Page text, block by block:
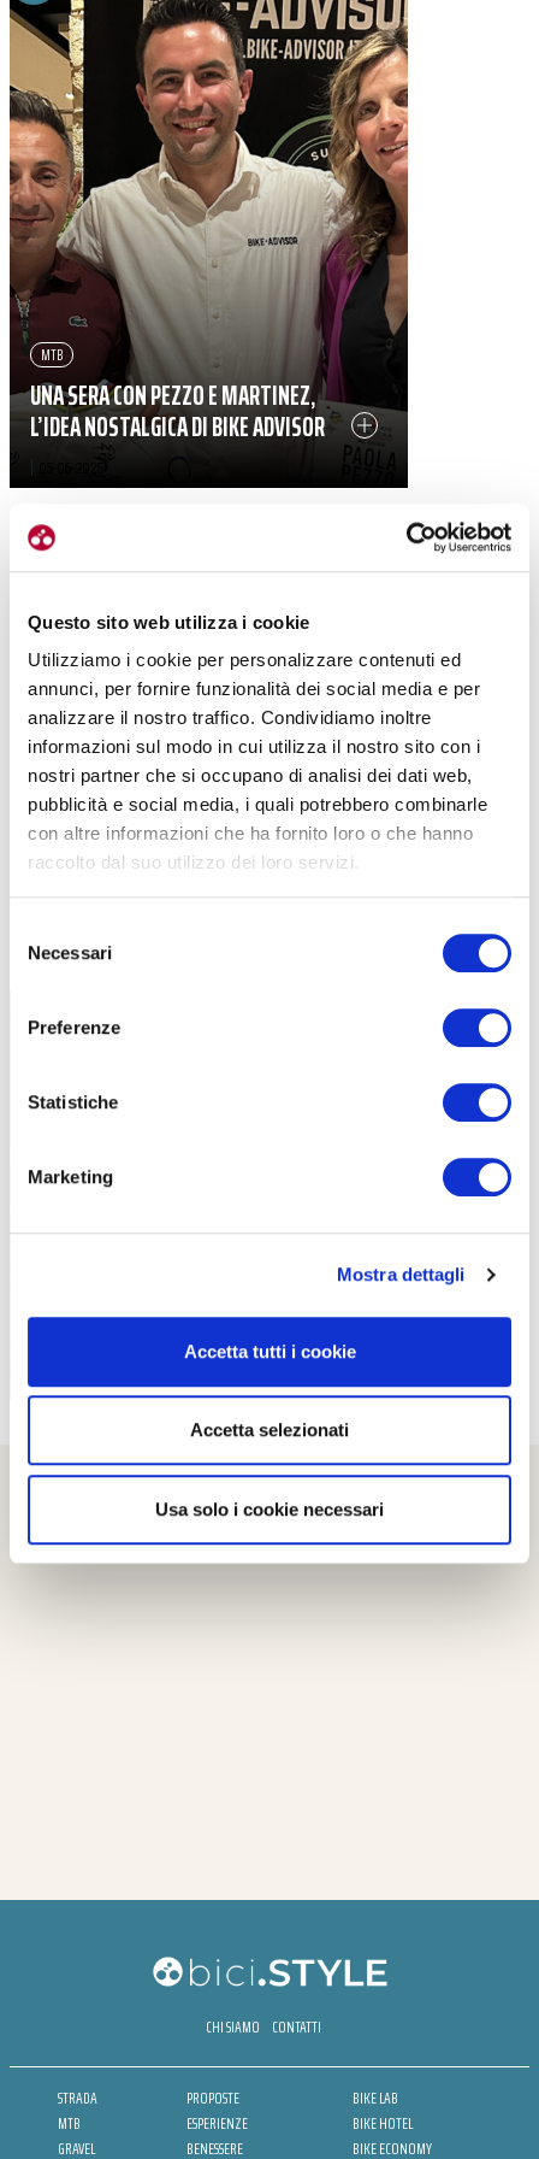
Questo sito web utilizza i cookie
Utilizziamo i cookie per personalizzare contenuti ed
annunci, per fornire funzionalità dei social media e per
analizzare il nostro traffico. Condividiamo inoltre
informazioni sul modo in cui utilizza il nostro sito con i
nostri partner che si occupano di analisi dei dati web,
pubblicità e social media, i quali potrebbero combinarle
con altre informazioni che ha fornito loro o che hanno
raccolto dal suo utilizzo dei loro servizi.
delNecessari
Preferenze
Statistiche
Marketing
Mostra dettagli
Accetta tutti i cookie
Accetta selezionati
Usa solo i cookie necessari
UNA SERA CON PEZZO E MARTINEZ,
L’IDEA NOSTALGICA DI BIKE ADVISOR
MTB
TUTTE LE CATEGORIE DEL MAGAZINE
CHI SIAMO CONTATTI
STRADA
MTB
GRAVEL
PROPOSTE
ESPERIENZE
BENESSERE
BIKE LAB
BIKE HOTEL
BIKE ECONOMY